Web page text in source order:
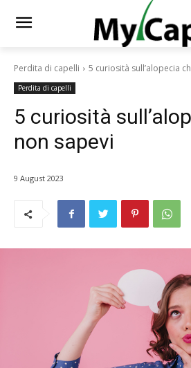
Perdita di capelli 5 curiosità sull’alopecia
Perdita di capelli
5 curiosità
non sapevi
9 August 2023